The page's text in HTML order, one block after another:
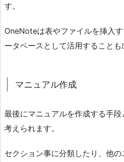
す。
OneNoteは表やファイルを挿入
ータベースとして活用することも
マニュアル作成
最後にマニュアルを作成する手
考えられます。
セクション事に分類したり、他の